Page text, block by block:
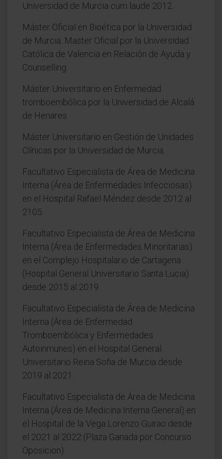
Universidad de Murcia cum laude 2012.
Máster Oficial en Bioética por la Universidad
de Murcia. Master Oficial por la Universidad
Católica de Valencia en Relación de Ayuda y
Counselling.
Máster Universitario en Enfermedad
tromboembólica por la Universidad de Alcalá
de Henares.
Máster Universitario en Gestión de Unidades
Clínicas por la Universidad de Murcia.
Facultativo Especialista de Área de Medicina
Interna (Área de Enfermedades Infecciosas)
en el Hospital Rafael Méndez desde 2012 al
2105.
Facultativo Especialista de Área de Medicina
Interna (Área de Enfermedades Minoritarias)
en el Complejo Hospitalario de Cartagena
(Hospital General Universitario Santa Lucia)
desde 2015 al 2019.
Facultativo Especialista de Área de Medicina
Interna (Área de Enfermedad
Tromboembólica y Enfermedades
Autoinmunes) en el Hospital General
Universitario Reina Sofia de Murcia desde
2019 al 2021.
Facultativo Especialista de Área de Medicina
Interna (Área de Medicina Interna General) en
el Hospital de la Vega Lorenzo Guirao desde
el 2021 al 2022 (Plaza Ganada por Concurso
Oposicion).